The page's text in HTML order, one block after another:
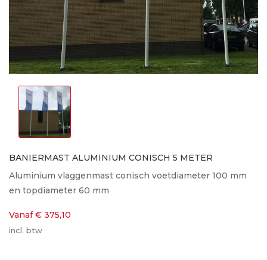
BANIERMAST ALUMINIUM CONISCH 5 METER
Aluminium vlaggenmast conisch voetdiameter 100 mm
en topdiameter 60 mm
Vanaf € 375,10
incl. btw